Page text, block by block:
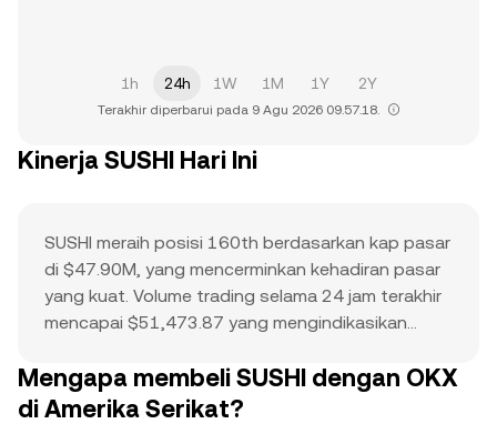
1h 24h 1W 1M 1Y 2Y
Terakhir diperbarui pada 9 Agu 2026 09.57.18.
Kinerja SUSHI Hari Ini
SUSHI meraih posisi 160th berdasarkan kap pasar
di $47.90M, yang mencerminkan kehadiran pasar
yang kuat. Volume trading selama 24 jam terakhir
mencapai $51,473.87 yang mengindikasikan
berfungsi sebagai titik referensi untuk aksi harga
saat ini dan potensi kenaikan. Kombinasi dari kap
Mengapa membeli SUSHI dengan OKX
di Amerika Serikat?